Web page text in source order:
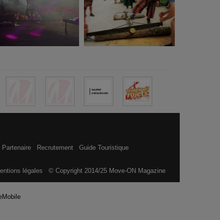
Recrutement Guide Touristique
légales © Copyright 2014/25 Move-ON Magazine